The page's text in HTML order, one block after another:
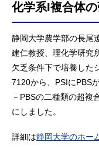
化学系I複合体
静岡大学農学部の長尾
建仁教授、理化学研究
欠乏条件下で培養した
7120から、PSIにPBS
－PBSの二種類の超複
にしました。
詳細は静岡大学のホー